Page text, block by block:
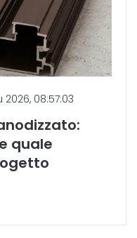
2026, 08:57:03
quale